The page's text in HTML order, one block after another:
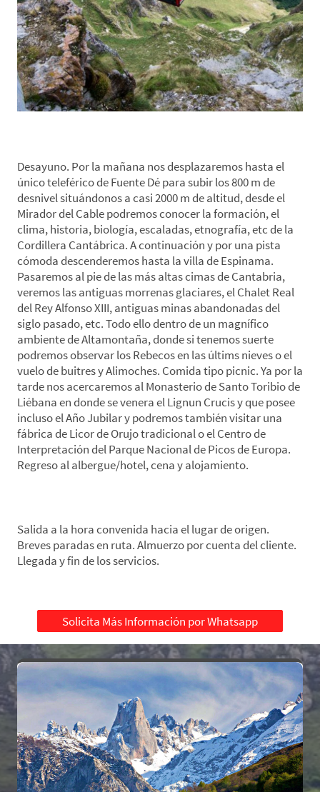
Desayuno. Por la mañana nos desplazaremos hasta el
único teleférico de Fuente Dé para subir los 800 m de
desnivel situándonos a casi 2000 m de altitud, desde el
Mirador del Cable podremos conocer la formación, el
clima, historia, biología, escaladas, etnografía, etc de la
Cordillera Cantábrica. A continuación y por una pista
cómoda descenderemos hasta la villa de Espinama.
Pasaremos al pie de las más altas cimas de Cantabria,
veremos las antiguas morrenas glaciares, el Chalet Real
del Rey Alfonso XIII, antiguas minas abandonadas del
siglo pasado, etc. Todo ello dentro de un magnífico
ambiente de Altamontaña, donde si tenemos suerte
podremos observar los Rebecos en las últims nieves o el
vuelo de buitres y Alimoches. Comida tipo picnic. Ya por la
tarde nos acercaremos al Monasterio de Santo Toribio de
Liébana en donde se venera el Lignun Crucis y que posee
incluso el Año Jubilar y podremos también visitar una
fábrica de Licor de Orujo tradicional o el Centro de
Interpretación del Parque Nacional de Picos de Europa.
Regreso al albergue/hotel, cena y alojamiento.
Salida a la hora convenida hacia el lugar de origen.
Breves paradas en ruta. Almuerzo por cuenta del cliente.
Llegada y fin de los servicios.
Solicita Más Información por Whatsapp